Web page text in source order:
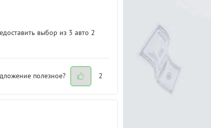
выбор из 3 авто 2
полезное? 2